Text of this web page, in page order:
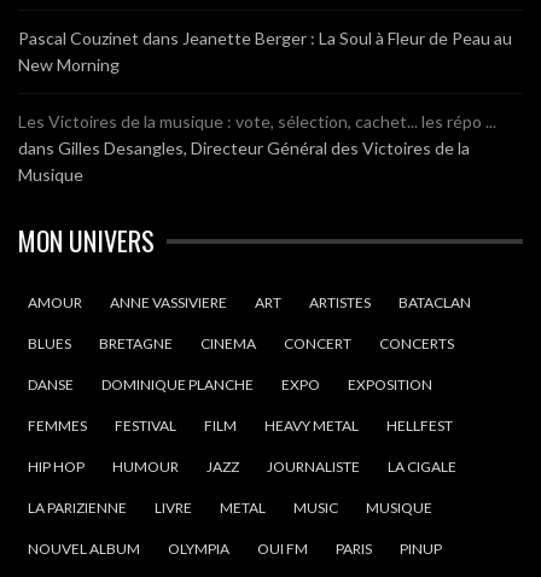
Pascal Couzinet dans Jeanette Berger : La Soul à Fleur de Peau au
New Morning
Les Victoires de la musique : vote, sélection, cachet... les répo ...
dans Gilles Desangles, Directeur Général des Victoires de la
Musique
MON UNIVERS
AMOUR ANNE VASSIVIERE ART ARTISTES BATACLAN
BLUES BRETAGNE CINEMA CONCERT CONCERTS
DANSE DOMINIQUE PLANCHE EXPO EXPOSITION
FEMMES FESTIVAL FILM HEAVY METAL HELLFEST
HIP HOP HUMOUR JAZZ JOURNALISTE LA CIGALE
LA PARIZIENNE LIVRE METAL MUSIC MUSIQUE
NOUVEL ALBUM OLYMPIA OUI FM PARIS PINUP